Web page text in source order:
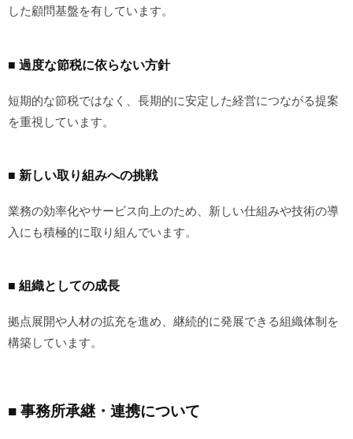
した顧問基盤を有しています。
■ 過度な節税に依らない方針
短期的な節税ではなく、長期的に安定した経営につながる提案
を重視しています。
■ 新しい取り組みへの挑戦
業務の効率化やサービス向上のため、新しい仕組みや技術の導
入にも積極的に取り組んでいます。
■ 組織としての成長
拠点展開や人材の拡充を進め、継続的に発展できる組織体制を
構築しています。
■ 事務所承継・連携について